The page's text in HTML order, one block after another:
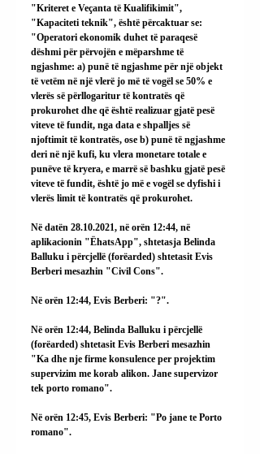
"Kriteret e Veçanta të Kualifikimit",
"Kapaciteti teknik", është përcaktuar se:
"Operatori ekonomik duhet të paraqesë
dëshmi për përvojën e mëparshme të
ngjashme: a) punë të ngjashme për një objekt
të vetëm në një vlerë jo më të vogël se 50% e
vlerës së përllogaritur të kontratës që
prokurohet dhe që është realizuar gjatë pesë
viteve të fundit, nga data e shpalljes së
njoftimit të kontratës, ose b) punë të ngjashme
deri në një kufi, ku vlera monetare totale e
punëve të kryera, e marrë së bashku gjatë pesë
viteve të fundit, është jo më e vogël se dyfishi i
vlerës limit të kontratës që prokurohet.
Në datën 28.10.2021, në orën 12:44, në
aplikacionin "ËhatsApp", shtetasja Belinda
Balluku i përcjellë (forëarded) shtetasit Evis
Berberi mesazhin "Civil Cons".
Në orën 12:44, Evis Berberi: "?".
Në orën 12:44, Belinda Balluku i përcjellë
(forëarded) shtetasit Evis Berberi mesazhin
"Ka dhe nje firme konsulence per projektim
supervizim me korab alikon. Jane supervizor
tek porto romanо".
Në orën 12:45, Evis Berberi: "Po jane te Porto
romano".